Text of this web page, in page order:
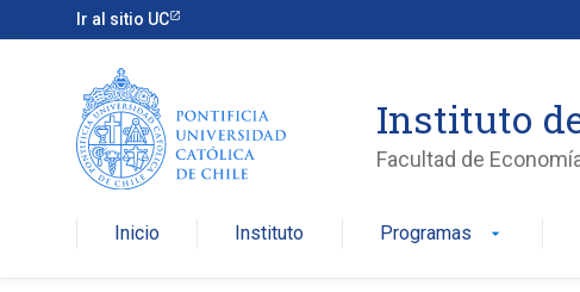
Ir al sitio UC
Instituto
Facultad de
Inicio Instituto Programas arrow_drop_down